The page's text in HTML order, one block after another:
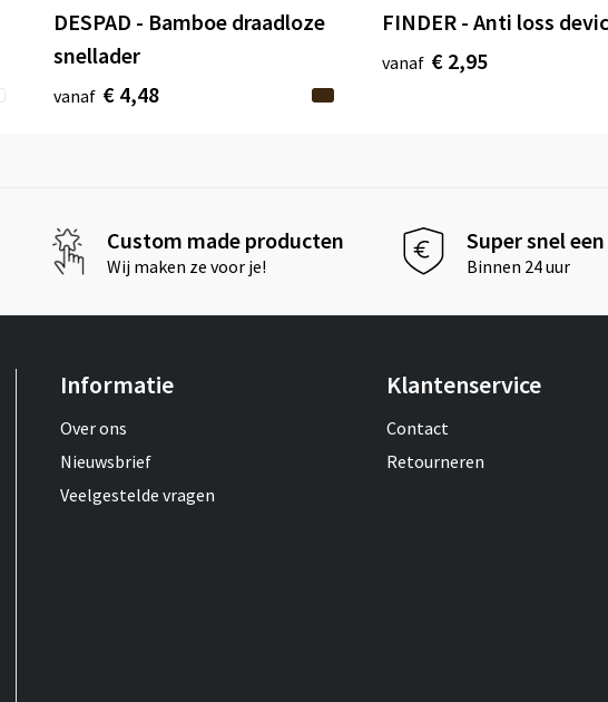
DESPAD - Bamboe draadloze
snellader
vanaf € 4,48
FINDER - Anti loss
vanaf € 2,95
Custom made producten
Wij maken ze voor je!
Super snel
Binnen 24 uur
Informatie
Over ons
Nieuwsbrief
Veelgestelde vragen
Klantenservice
Contact
Retourneren